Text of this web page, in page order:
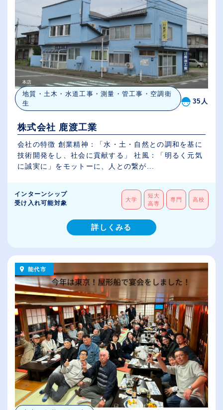
地質・土木・水道工事・測量・管工事・空調衛
生
35人
株式会社 鹿渡工業
会社の特徴 創業精神：「水・土・自然との調和を基に
技術開発をし、社会に貢献する」 社風：「明るく元気
に誠実に」をモットーに、人との繋が...
インターンシップ
受け入れ可能対象
大学
短大
高専
専門 高校
詳しくみる
能代市